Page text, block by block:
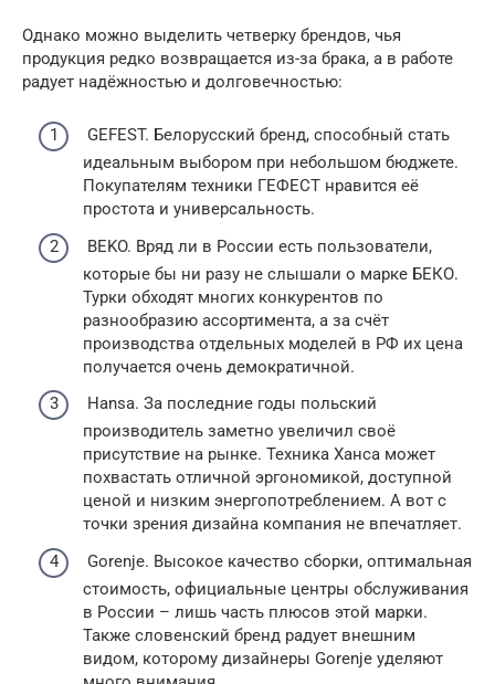
Однако можно выделить четверку брендов, чья
продукция редко возвращается из-за брака, а в работе
радует надёжностью и долговечностью:
GEFEST. Белорусский бренд, способный стать
идеальным выбором при небольшом бюджете.
Покупателям техники ГЕФЕСТ нравится её
простота и универсальность.
BEKO. Вряд ли в России есть пользователи,
которые бы ни разу не слышали о марке БЕКО.
Турки обходят многих конкурентов по
разнообразию ассортимента, а за счёт
производства отдельных моделей в РФ их цена
получается очень демократичной.
Hansa. За последние годы польский
производитель заметно увеличил своё
присутствие на рынке. Техника Ханса может
похвастать отличной эргономикой, доступной
ценой и низким энергопотреблением. А вот с
точки зрения дизайна компания не впечатляет.
Gorenje. Высокое качество сборки, оптимальная
стоимость, официальные центры обслуживания
в России – лишь часть плюсов этой марки.
Также словенский бренд радует внешним
видом, которому дизайнеры Gorenje уделяют